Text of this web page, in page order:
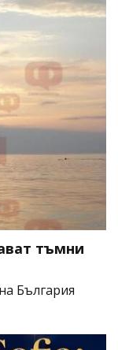
тъмни
България